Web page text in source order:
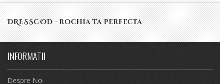
DRESSCOD - rochia ta perfecta
INFORMATII
Despre Noi